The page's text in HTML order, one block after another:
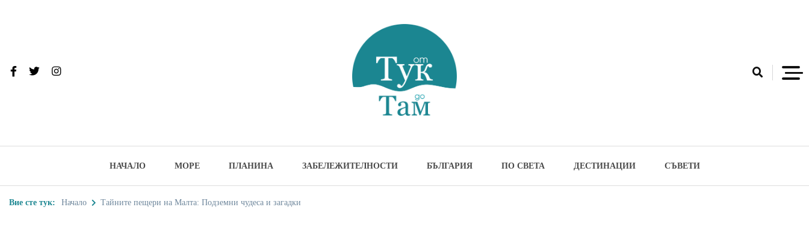
НАЧАЛО МОРЕ ПЛАНИНА ЗАБЕЛЕЖИТЕЛНОСТИ БЪЛГАРИЯ ПО СВЕТА ДЕСТИНАЦИИ СЪВЕТИ
Вие сте тук: Начало Тайните пещери на Малта: Подземни чудеса и загадки